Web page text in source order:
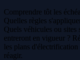
Comprendre tôt les
Quelles règles
Quels véhicules ou sites
entreront en vigueur ?
les plans
réagir.